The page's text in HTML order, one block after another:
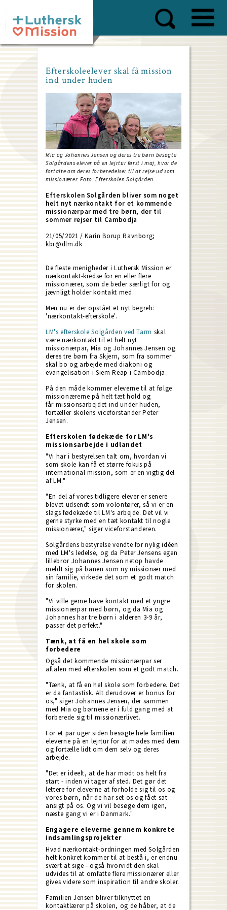
main
content
Efterskoleelever skal få mission
ind under huden
Mia og Johannes Jensen og deres tre børn besøgte
Solgårdens elever på en lejrtur først i maj, hvor de
fortalte om deres forberedelser til at rejse ud som
missionærer. Foto: Efterskolen Solgården.
Efterskolen Solgården bliver som noget
helt nyt nærkontakt for et kommende
missionærpar med tre børn, der til
sommer rejser til Cambodja
21/05/2021 / Karin Borup Ravnborg;
kbr@dlm.dk
De fleste menigheder i Luthersk Mission er
nærkontakt-kredse for en eller flere
missionærer, som de beder særligt for og
jævnligt holder kontakt med.
Men nu er der opstået et nyt begreb:
'nærkontakt-efterskole'.
LM's efterskole Solgården ved Tarm skal
være nærkontakt til et helt nyt
missionærpar, Mia og Johannes Jensen og
deres tre børn fra Skjern, som fra sommer
skal bo og arbejde med diakoni og
evangelisation i Siem Reap i Cambodja.
På den måde kommer eleverne til at følge
missionærerne på helt tæt hold og
får missionsarbejdet ind under huden,
fortæller skolens viceforstander Peter
Jensen.
Efterskolen fødekæde for LM's
missionsarbejde i udlandet
"Vi har i bestyrelsen talt om, hvordan vi
som skole kan få et større fokus på
international mission, som er en vigtig del
af LM."
"En del af vores tidligere elever er senere
blevet udsendt som volontører, så vi er en
slags fødekæde til LM's arbejde. Det vil vi
gerne styrke med en tæt kontakt til nogle
missionærer," siger viceforstanderen.
Solgårdens bestyrelse vendte for nylig idéen
med LM's ledelse, og da Peter Jensens egen
lillebror Johannes Jensen netop havde
meldt sig på banen som ny missionær med
sin familie, virkede det som et godt match
for skolen.
"Vi ville gerne have kontakt med et yngre
missionærpar med børn, og da Mia og
Johannes har tre børn i alderen 3-9 år,
passer det perfekt."
Tænk, at få en hel skole som
forbedere
Også det kommende missionærpar ser
aftalen med efterskolen som et godt match.
"Tænk, at få en hel skole som forbedere. Det
er da fantastisk. Alt derudover er bonus for
os," siger Johannes Jensen, der sammen
med Mia og børnene er i fuld gang med at
forberede sig til missionærlivet.
For et par uger siden besøgte hele familien
eleverne på en lejrtur for at mødes med dem
og fortælle lidt om dem selv og deres
arbejde.
"Det er ideelt, at de har mødt os helt fra
start - inden vi tager af sted. Det gør det
lettere for eleverne at forholde sig til os og
vores børn, når de har set os og fået sat
ansigt på os. Og vi vil besøge dem igen,
næste gang vi er i Danmark."
Engagere eleverne gennem konkrete
indsamlingsprojekter
Hvad nærkontakt-ordningen med Solgården
helt konkret kommer til at bestå i, er endnu
svært at sige - også hvorvidt den skal
udvides til at omfatte flere missionærer eller
gives videre som inspiration til andre skoler.
Familien Jensen bliver tilknyttet en
kontaktlærer på skolen, og de håber, at de